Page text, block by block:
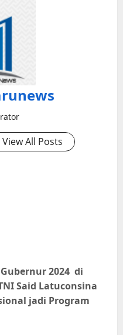
View All Posts
2024 di
Said Latuconsina
jadi Program